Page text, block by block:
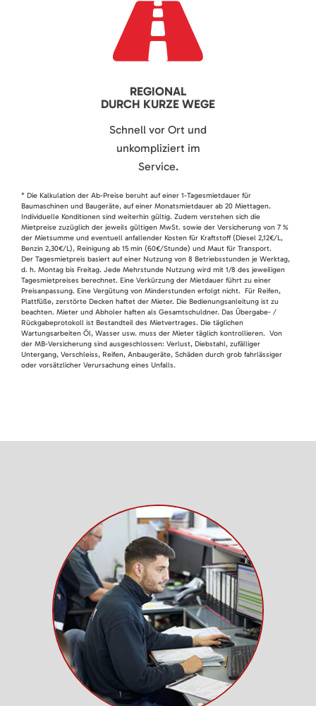
REGIONAL
DURCH KURZE WEGE
Schnell vor Ort und
unkompliziert im
Service.
* Die Kalkulation der Ab-Preise beruht auf einer 1-Tagesmietdauer für
Baumaschinen und Baugeräte, auf einer Monatsmietdauer ab 20 Miettagen.
Individuelle Konditionen sind weiterhin gültig. Zudem verstehen sich die
Mietpreise zuzüglich der jeweils gültigen MwSt. sowie der Versicherung von 7 %
der Mietsumme und eventuell anfallender Kosten für Kraftstoff (Diesel 2,12€/L,
Benzin 2,30€/L), Reinigung ab 15 min (60€/Stunde) und Maut für Transport.
Der Tagesmietpreis basiert auf einer Nutzung von 8 Betriebsstunden je Werktag,
d. h. Montag bis Freitag. Jede Mehrstunde Nutzung wird mit 1/8 des jeweiligen
Tagesmietpreises berechnet. Eine Verkürzung der Mietdauer führt zu einer
Preisanpassung. Eine Vergütung von Minderstunden erfolgt nicht. Für Reifen,
Plattfüße, zerstörte Decken haftet der Mieter. Die Bedienungsanleitung ist zu
beachten. Mieter und Abholer haften als Gesamtschuldner. Das Übergabe- /
Rückgabeprotokoll ist Bestandteil des Mietvertrages. Die täglichen
Wartungsarbeiten Öl, Wasser usw. muss der Mieter täglich kontrollieren. Von
der MB-Versicherung sind ausgeschlossen: Verlust, Diebstahl, zufälliger
Untergang, Verschleiss, Reifen, Anbaugeräte, Schäden durch grob fahrlässiger
oder vorsätzlicher Verursachung eines Unfalls.